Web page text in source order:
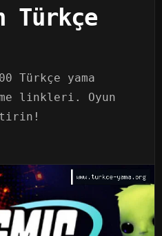
Türkçe
Türkçe yama
linkleri. Oyun